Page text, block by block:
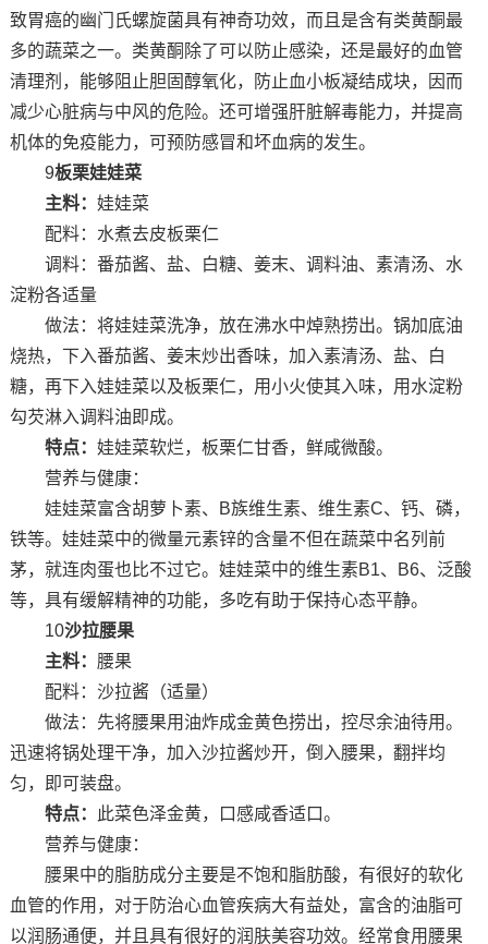
致胃癌的幽门氏螺旋菌具有神奇功效，而且是含有类黄酮最
多的蔬菜之一。类黄酮除了可以防止感染，还是最好的血管
清理剂，能够阻止胆固醇氧化，防止血小板凝结成块，因而
减少心脏病与中风的危险。还可增强肝脏解毒能力，并提高
机体的免疫能力，可预防感冒和坏血病的发生。
9板栗娃娃菜
主料： 娃娃菜
配料：水煮去皮板栗仁
调料：番茄酱、盐、白糖、姜末、调料油、素清汤、水
淀粉各适量
做法：将娃娃菜洗净，放在沸水中焯熟捞出。锅加底油
烧热，下入番茄酱、姜末炒出香味，加入素清汤、盐、白
糖，再下入娃娃菜以及板栗仁，用小火使其入味，用水淀粉
勾芡淋入调料油即成。
特点： 娃娃菜软烂，板栗仁甘香，鲜咸微酸。
营养与健康：
娃娃菜富含胡萝卜素、B族维生素、维生素C、钙、磷，
铁等。娃娃菜中的微量元素锌的含量不但在蔬菜中名列前
茅，就连肉蛋也比不过它。娃娃菜中的维生素B1、B6、泛酸
等，具有缓解精神的功能，多吃有助于保持心态平静。
10沙拉腰果
主料： 腰果
配料：沙拉酱（适量）
做法：先将腰果用油炸成金黄色捞出，控尽余油待用。
迅速将锅处理干净，加入沙拉酱炒开，倒入腰果，翻拌均
匀，即可装盘。
特点：
此菜色泽金黄，口感咸香适口。
营养与健康：
腰果中的脂肪成分主要是不饱和脂肪酸，有很好的软化
血管的作用，对于防治心血管疾病大有益处，富含的油脂可
以润肠通便，并且具有很好的润肤美容功效。经常食用腰果